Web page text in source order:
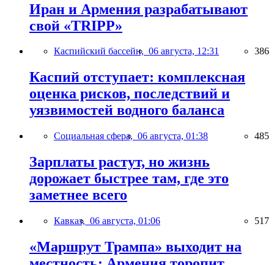
Иран и Армения разрабатывают
свой «TRIPP»
Каспийский бассейн, 06 августа, 12:31 386
Каспий отступает: комплексная
оценка рисков, последствий и
уязвимостей водного баланса
Социальная сфера, 06 августа, 01:38 485
Зарплаты растут, но жизнь
дорожает быстрее там, где это
заметнее всего
Кавказ, 06 августа, 01:06 517
«Маршрут Трампа» выходит на